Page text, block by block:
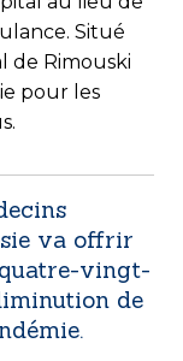
Situé
de Rimouski
pour les
va offrir
vingt-
de